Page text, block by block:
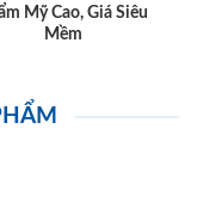
Mỹ Cao, Giá Siêu
Mềm